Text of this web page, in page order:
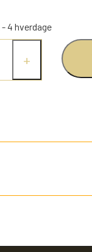
- 4 hverdage
+